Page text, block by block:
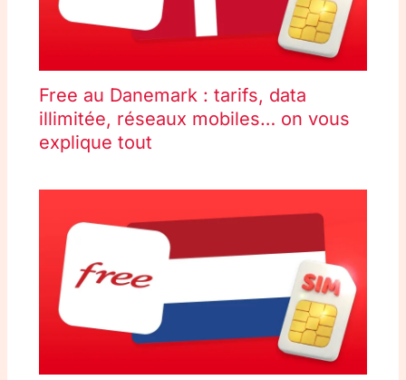
Free au Danemark : tarifs, data
illimitée, réseaux mobiles… on vous
explique tout